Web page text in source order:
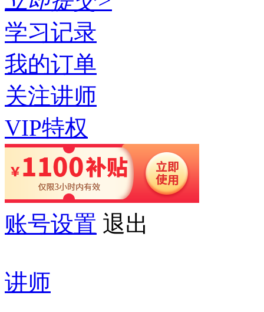
学习记录
我的订单
关注讲师
VIP特权
账号设置 退出
讲师